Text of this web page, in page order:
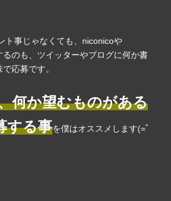
ト事じゃなくても、niconicoや
のも、ツイッターやブログに何か書
応募です。
何か望むものがある
する事を僕はオススメします(=ﾟ